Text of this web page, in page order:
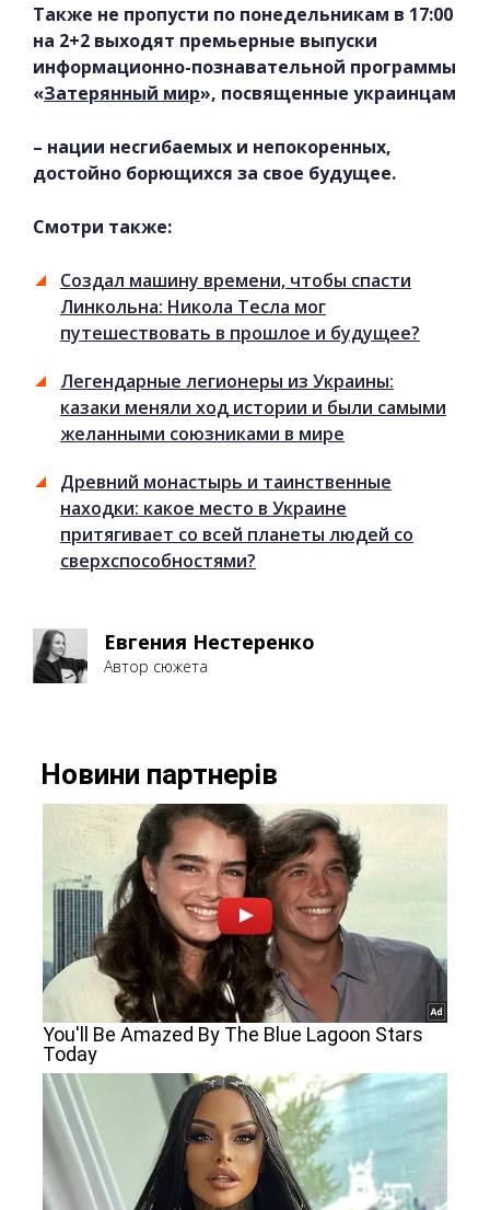
Также не пропусти по понедельникам в 17:00
на 2+2 выходят премьерные выпуски
информационно-познавательной программы
«Затерянный мир», посвященные украинцам
– нации несгибаемых и непокоренных,
достойно борющихся за свое будущее.
Смотри также:
Создал машину времени, чтобы спасти
Линкольна: Никола Тесла мог
путешествовать в прошлое и будущее?
Легендарные легионеры из Украины:
казаки меняли ход истории и были самыми
желанными союзниками в мире
Древний монастырь и таинственные
находки: какое место в Украине
притягивает со всей планеты людей со
сверхспособностями?
Евгения Нестеренко
Автор сюжета